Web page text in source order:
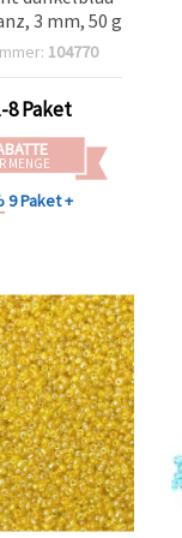
3 mm, 50 g
104770
8 Paket
MENGE
9 Paket +